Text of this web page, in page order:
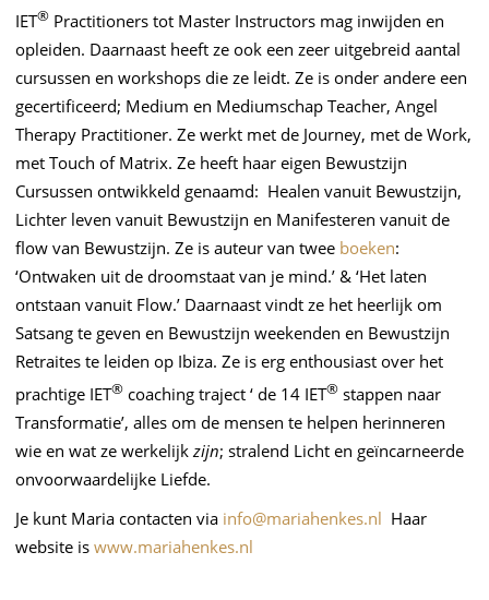
IET® Practitioners tot Master Instructors mag inwijden en
opleiden. Daarnaast heeft ze ook een zeer uitgebreid aantal
cursussen en workshops die ze leidt. Ze is onder andere een
gecertificeerd; Medium en Mediumschap Teacher, Angel
Therapy Practitioner. Ze werkt met de Journey, met de Work,
met Touch of Matrix. Ze heeft haar eigen Bewustzijn
Cursussen ontwikkeld genaamd: Healen vanuit Bewustzijn,
Lichter leven vanuit Bewustzijn en Manifesteren vanuit de
flow van Bewustzijn. Ze is auteur van twee boeken:
‘Ontwaken uit de droomstaat van je mind.’ & ‘Het laten
ontstaan vanuit Flow.’ Daarnaast vindt ze het heerlijk om
Satsang te geven en Bewustzijn weekenden en Bewustzijn
Retraites te leiden op Ibiza. Ze is erg enthousiast over het
prachtige IET® coaching traject ‘ de 14 IET® stappen naar
Transformatie’, alles om de mensen te helpen herinneren
wie en wat ze werkelijkzijn; stralend Licht en geïncarneerde
onvoorwaardelijke Liefde.
Je kunt Maria contacten via info@mariahenkes.nl Haar
website iswww.mariahenkes.nl